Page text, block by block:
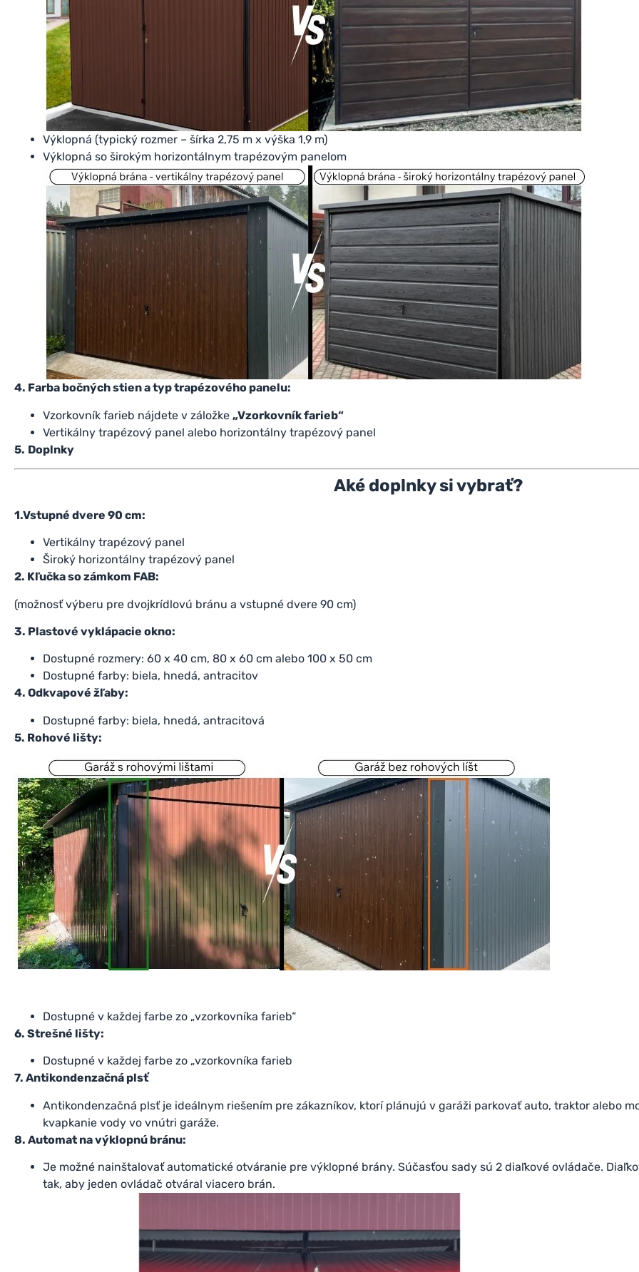
Výklopná (typický rozmer – šírka 2,75 m x výška 1,9 m)
Výklopná so širokým horizontálnym trapézovým panelom
4. Farba bočných stien a typ trapézového panelu:
Vzorkovník farieb nájdete v záložke „Vzorkovník farieb“
Vertikálny trapézový panel alebo horizontálny trapézový panel
5. Doplnky
Aké doplnky si vybrať?
1.Vstupné dvere 90 cm:
Vertikálny trapézový panel
Široký horizontálny trapézový panel
2. Kľučka so zámkom FAB:
(možnosť výberu pre dvojkrídlovú bránu a vstupné dvere 90 cm)
3. Plastové vyklápacie okno:
Dostupné rozmery: 60 x 40 cm, 80 x 60 cm alebo 100 x 50 cm
Dostupné farby: biela, hnedá, antracitov
4. Odkvapové žľaby:
Dostupné farby: biela, hnedá, antracitová
5. Rohové lišty:
Dostupné v každej farbe zo „vzorkovníka farieb“
6. Strešné lišty:
Dostupné v každej farbe zo „vzorkovníka farieb
7. Antikondenzačná plsť
Antikondenzačná plsť je ideálnym riešením pre zákazníkov, ktorí plánujú v garáži parkovať auto, traktor alebo
kvapkanie vody vo vnútri garáže.
8. Automat na výklopnú bránu:
Je možné nainštalovať automatické otváranie pre výklopné brány. Súčasťou sady sú 2 diaľkové ovládače.
tak, aby jeden ovládač otváral viacero brán.